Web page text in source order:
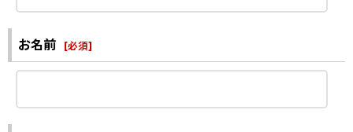
お名前 [必須]